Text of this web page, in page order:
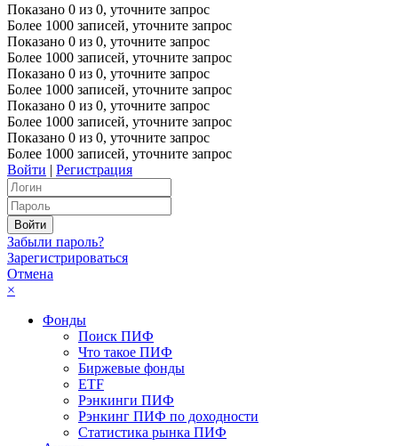
Показано 0 из 0, уточните запрос
Более 1000 записей, уточните запрос
Показано 0 из 0, уточните запрос
Более 1000 записей, уточните запрос
Показано 0 из 0, уточните запрос
Более 1000 записей, уточните запрос
Показано 0 из 0, уточните запрос
Более 1000 записей, уточните запрос
Показано 0 из 0, уточните запрос
Более 1000 записей, уточните запрос
Войти | Регистрация
Забыли пароль?
Зарегистрироваться
Отмена
×
Фонды
Поиск ПИФ
Что такое ПИФ
Биржевые фонды
ETF
Рэнкинги ПИФ
Рэнкинг ПИФ по доходности
Статистика рынка ПИФ